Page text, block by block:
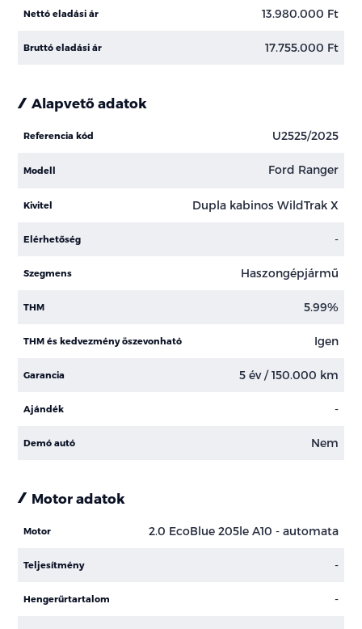
Nettó eladási ár 13.980.000 Ft
Bruttó eladási ár 17.755.000 Ft
Alapvető adatok
Referencia kód U2525/2025
Modell Ford Ranger
Kivitel Dupla kabinos WildTrak X
Elérhetőség -
Szegmens Haszongépjármű
THM 5.99%
THM és kedvezmény öszevonható Igen
Garancia 5 év / 150.000 km
Ajándék -
Demó autó Nem
Motor adatok
Motor 2.0 EcoBlue 205le A10 - automata
Teljesítmény -
Hengerűrtartalom -